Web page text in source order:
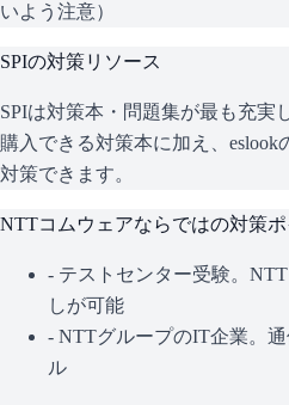
いよう注意）
SPIの対策リソース
SPIは対策本・問題集が最も充実
購入できる対策本に加え、
対策できます。
NTTコムウェアならではの対策ポ
- テストセンター受験。
しが可能
- NTTグループのIT企業。
ル